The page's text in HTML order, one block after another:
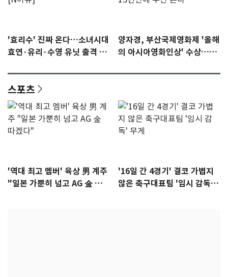
'효리수' 진짜 온다…소녀시대
효연·유리·수영 유닛 출격 [N
양자경, 부산국제영화제 '올해
의 아시아영화인상' 수상…15
스포츠
'역대 최고 멤버' 육상 男 계주
"일본 가뿐히 넘고 AG 金 따겠
'16일 간 4경기' 결코 가볍지
않은 축구대표팀 '임시 감독'